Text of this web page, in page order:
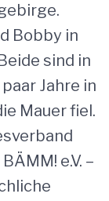
Bobby in
sind in
Jahre in
Mauer fiel.
e.V. –